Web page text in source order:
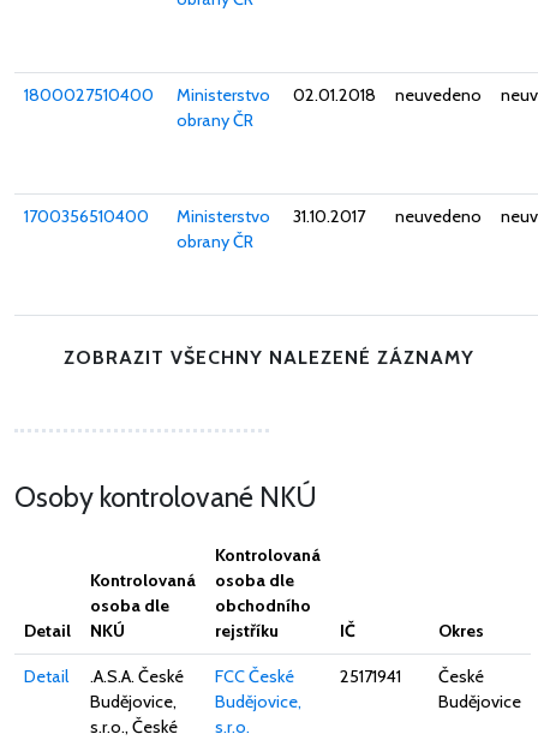
1800027510400
Ministerstvo
obrany ČR
02.01.2018 neuvedeno
1700356510400
Ministerstvo
obrany ČR
31.10.2017 neuvedeno
ZOBRAZIT VŠECHNY NALEZENÉ ZÁZNAMY
Osoby kontrolované NKÚ
Detail
Kontrolovaná
osoba dle
NKÚ
Kontrolovaná
osoba dle
obchodního
rejstříku
IČ Okres
Detail
.A.S.A. České
Budějovice,
s.r.o., České
FCC České
Budějovice,
s.r.o.
25171941
České
Budějovice